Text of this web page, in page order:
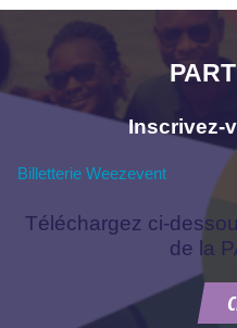
Inscrivez-
Billetterie Weezevent
Téléchargez ci-
de la